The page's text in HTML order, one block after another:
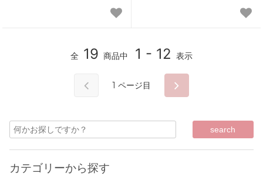
全 19 商品中 1 - 12 表示
1 ページ目
カテゴリーから探す